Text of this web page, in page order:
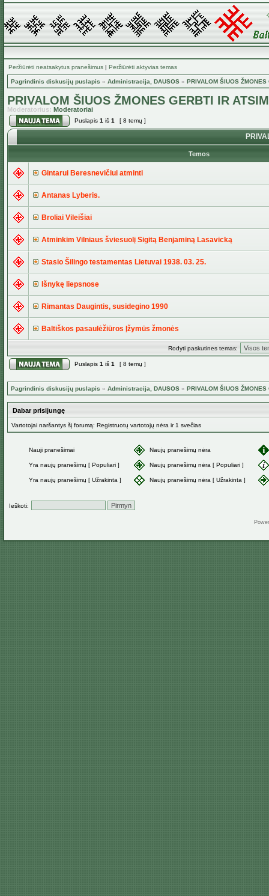
Peržiūrėti neatsakytus pranešimus | Peržiūrėti aktyvias temas
Pagrindinis diskusijų puslapis » Administracija, DAUSOS » PRIVALOM ŠIUOS ŽMONES
PRIVALOM ŠIUOS ŽMONES GERBTI IR
Moderatorius: Moderatoriai
Puslapis 1 iš 1 [ 8 temų ]
Temos
Gintarui Beresnevičiui atminti
Antanas Lyberis.
Broliai Vileišiai
Atminkim Vilniaus šviesuolį Sigitą Benjaminą Lasavicką
Stasio Šilingo testamentas Lietuvai 1938. 03. 25.
Išnykę liepsnose
Rimantas Daugintis, susidegino 1990
Baltiškos pasaulėžiūros Įžymūs žmonės
Rodyti paskutines temas:
Puslapis 1 iš 1 [ 8 temų ]
Pagrindinis diskusijų puslapis » Administracija, DAUSOS » PRIVALOM ŠIUOS ŽMONES
Dabar prisijungę
Vartotojai naršantys šį forumą: Registruotų vartotojų nėra ir 1 svečias
Nauji pranešimai Naujų pranešimų nėra
Yra naujų pranešimų [ Populiari ] Naujų pranešimų nėra [ Populiari ]
Yra naujų pranešimų [ Užrakinta ] Naujų pranešimų nėra [ Užrakinta ]
Ieškoti: